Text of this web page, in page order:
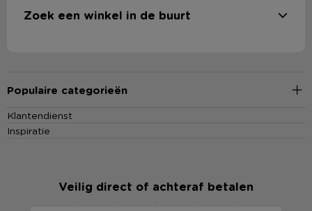
Zoek een winkel in de buurt
Populaire categorieën
Klantendienst
Inspiratie
Veilig direct of achteraf betalen